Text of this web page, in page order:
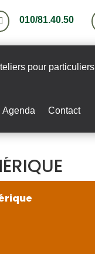
010/81.40.50
pour particuliers
Agenda Contact